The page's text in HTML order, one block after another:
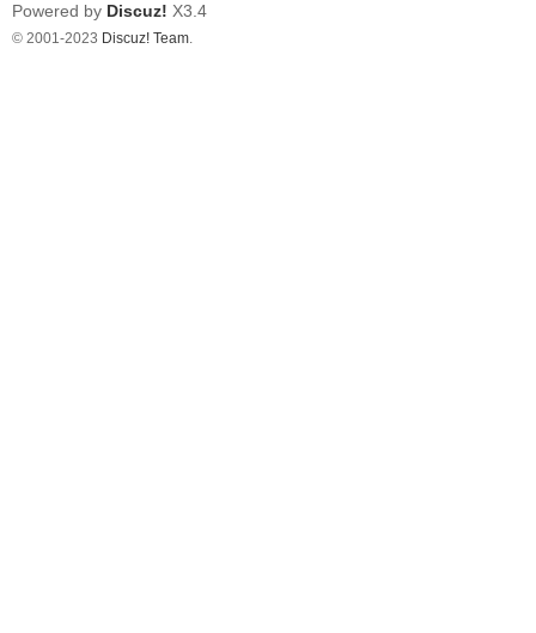
Powered by Discuz! X3.4
© 2001-2023 Discuz! Team.